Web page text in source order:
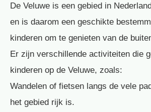
De Veluwe is een gebied in
en is daarom een geschikte
kinderen om te genieten van de
Er zijn verschillende activiteiten die
kinderen op de Veluwe, zoals:
Wandelen of fietsen langs de vele
het gebied rijk is.